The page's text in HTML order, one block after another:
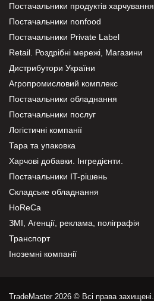
Постачальники продуктів харчування
Постачальники nonfood
Постачальники Private Label
Retail. Роздрібні мережі, Магазини
Дистрибутори України
Агропромисловий комплекс
Постачальники обладнання
Постачальники послуг
Логістичні компанії
Тара та упаковка
Харчові добавки. Інгредієнти.
Постачальники IT-рішень
Складське обладнання
HoReCa
ЗМІ, Агенції, реклама, поліграфія
Транспорт
Іноземні компанії
TradeMaster 2026 © Всі права захищені.